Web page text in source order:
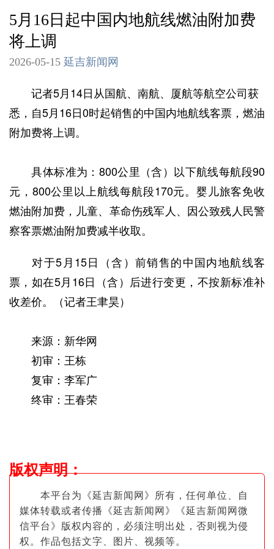
5月16日起中国内地航线燃油附加费
将上调
2026-05-15 延吉新闻网
记者5月14日从国航、南航、厦航等航空公司获
悉，自5月16日0时起销售的中国内地航线客票，燃油
附加费将上调。
具体标准为：800公里（含）以下航线每航段90
元，800公里以上航线每航段170元。婴儿旅客免收
燃油附加费，儿童、革命伤残军人、因公致残人民警
察客票燃油附加费减半收取。
对于5月15日（含）前销售的中国内地航线客
票，如在5月16日（含）后进行变更，不按新标准补
收差价。（记者王聿昊）
来源：新华网
初审：王栋
复审：李军广
终审：王春荣
版权声明：
本平台为《延吉新闻网》所有，任何单位、自
媒体转载或者传播《延吉新闻网》《延吉新闻网微
信平台》版权内容的，必须注明出处，否则视为侵
权。作品包括文字、图片 、视频等。